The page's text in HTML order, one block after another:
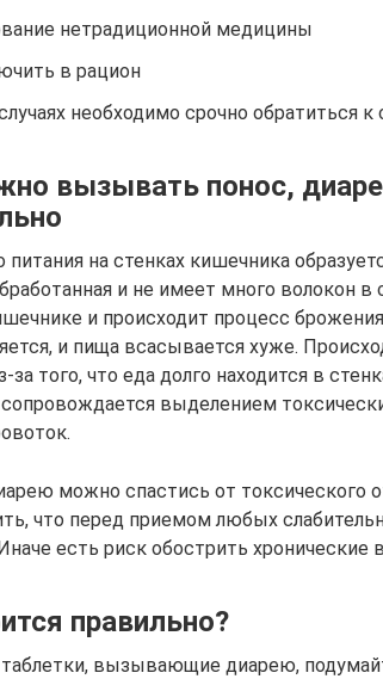
нетрадиционной медицины
в рацион
необходимо срочно обратиться к
вызывать понос,
на стенках кишечника
и не имеет много волокон в
и происходит процесс
и пища всасывается хуже.
за того, что еда долго находится в
выделением
можно спастись от токсического
что перед приемом любых
есть риск обострить хронические
правильно?
вызывающие диарею,